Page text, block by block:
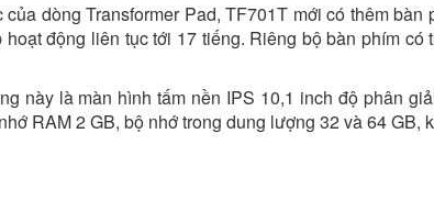
dòng Transformer Pad, TF701T mới có thêm bàn
động liên tục tới 17 tiếng. Riêng bộ bàn phím có
này là màn hình tấm nền IPS 10,1 inch độ phân
RAM 2 GB, bộ nhớ trong dung lượng 32 và 64 GB,